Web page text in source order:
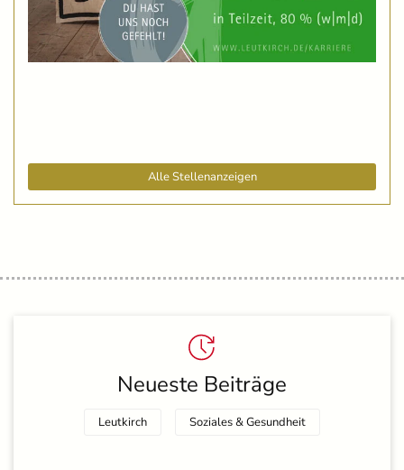
Alle Stellenanzeigen
Neueste Beiträge
Leutkirch Soziales & Gesundheit